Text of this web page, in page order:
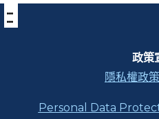
:::下
方
政策
隱私權政
Personal Data